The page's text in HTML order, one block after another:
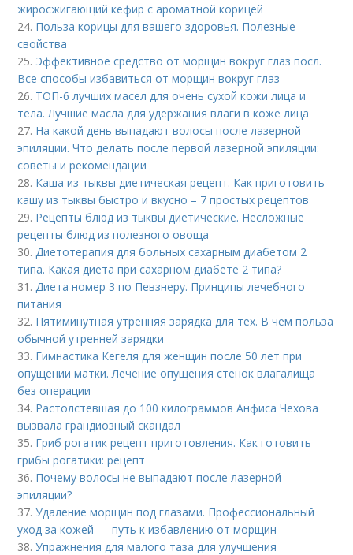
жиросжигающий кефир с ароматной корицей
24. Польза корицы для вашего здоровья. Полезные
свойства
25. Эффективное средство от морщин вокруг глаз посл.
Все способы избавиться от морщин вокруг глаз
26. ТОП-6 лучших масел для очень сухой кожи лица и
тела. Лучшие масла для удержания влаги в коже лица
27. На какой день выпадают волосы после лазерной
эпиляции. Что делать после первой лазерной эпиляции:
советы и рекомендации
28. Каша из тыквы диетическая рецепт. Как приготовить
кашу из тыквы быстро и вкусно – 7 простых рецептов
29. Рецепты блюд из тыквы диетические. Несложные
рецепты блюд из полезного овоща
30. Диетотерапия для больных сахарным диабетом 2
типа. Какая диета при сахарном диабете 2 типа?
31. Диета номер 3 по Певзнеру. Принципы лечебного
питания
32. Пятиминутная утренняя зарядка для тех. В чем польза
обычной утренней зарядки
33. Гимнастика Кегеля для женщин после 50 лет при
опущении матки. Лечение опущения стенок влагалища
без операции
34. Растолстевшая до 100 килограммов Анфиса Чехова
вызвала грандиозный скандал
35. Гриб рогатик рецепт приготовления. Как готовить
грибы рогатики: рецепт
36. Почему волосы не выпадают после лазерной
эпиляции?
37.Удаление морщин под глазами. Профессиональный
уход за кожей — путь к избавлению от морщин
38.Упражнения для малого таза для улучшения